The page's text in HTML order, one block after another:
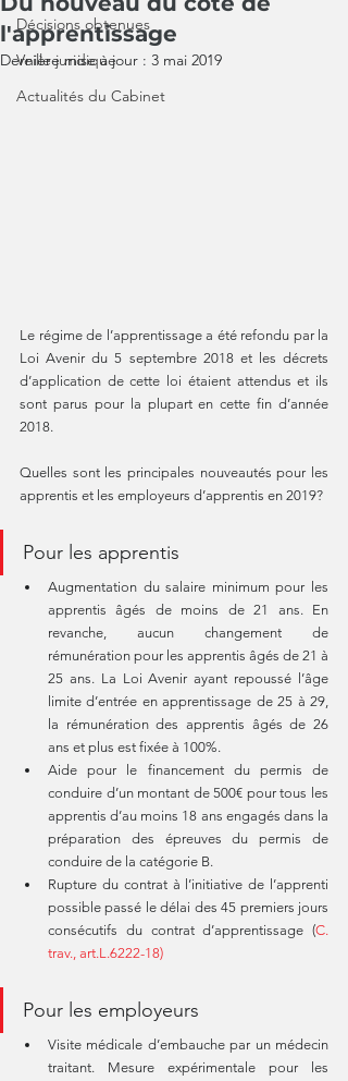
Décisions obtenues
Veille juridique
Actualités du Cabinet
l'apprentissage
Dernière mise à jour : 3 mai 2019
Le régime de l’apprentissage a été refondu par la
Loi Avenir du 5 septembre 2018 et les décrets
d’application de cette loi étaient attendus et ils
sont parus pour la plupart en cette fin d’année
2018.
Quelles sont les principales nouveautés pour les
apprentis et les employeurs d’apprentis en 2019?
Pour les apprentis
Augmentation du salaire minimum pour les
apprentis âgés de moins de 21 ans. En
revanche, aucun changement de
rémunération pour les apprentis âgés de 21 à
25 ans. La Loi Avenir ayant repoussé l’âge
limite d’entrée en apprentissage de 25 à 29,
la rémunération des apprentis âgés de 26
ans et plus est fixée à 100%.
Aide pour le financement du permis de
conduire d’un montant de 500€ pour tous les
apprentis d’au moins 18 ans engagés dans la
préparation des épreuves du permis de
conduire de la catégorie B.
Rupture du contrat à l’initiative de l’apprenti
possible passé le délai des 45 premiers jours
consécutifs du contrat d’apprentissage (C.
trav., art.L.6222-18)
Pour les employeurs
Visite médicale d’embauche par un médecin
traitant. Mesure expérimentale pour les